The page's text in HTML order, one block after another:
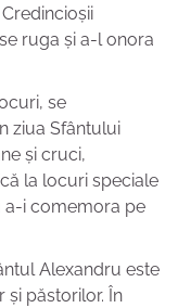
ruga și a-l onora
se
ziua Sfântului
și cruci,
la locuri speciale
a-i comemora pe
Alexandru este
păstorilor. În